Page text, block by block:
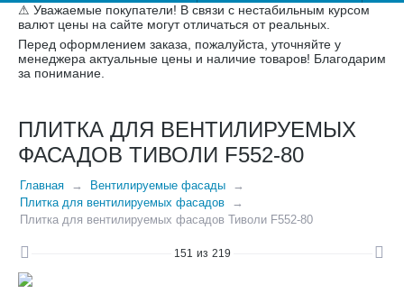
⚠ Уважаемые покупатели! В связи с нестабильным курсом
валют цены на сайте могут отличаться от реальных.
Перед оформлением заказа, пожалуйста, уточняйте у
менеджера актуальные цены и наличие товаров! Благодарим
за понимание.
ПЛИТКА ДЛЯ ВЕНТИЛИРУЕМЫХ
ФАСАДОВ ТИВОЛИ F552-80
Главная
Вентилируемые фасады
Плитка для вентилируемых фасадов
Плитка для вентилируемых фасадов Тиволи F552-80
151 из 219